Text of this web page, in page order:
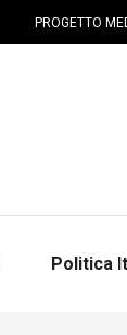
PROGETTO
Politica